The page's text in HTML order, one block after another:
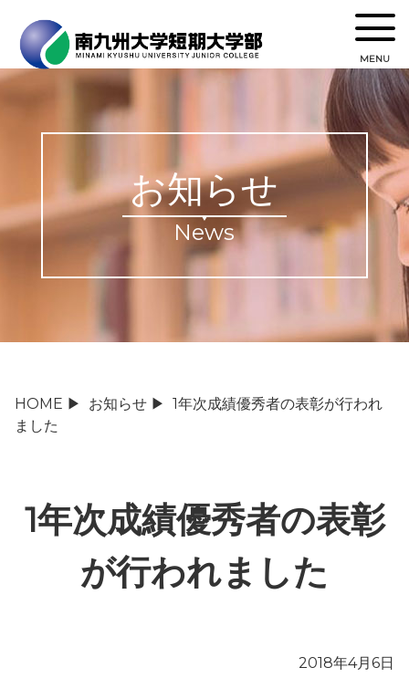
MENU
お知らせ
News
HOME ▶ お知らせ ▶ 1年次成績優秀者の表彰が行われ
ました
1年次成績優秀者の表彰
が行われました
2018年4月6日